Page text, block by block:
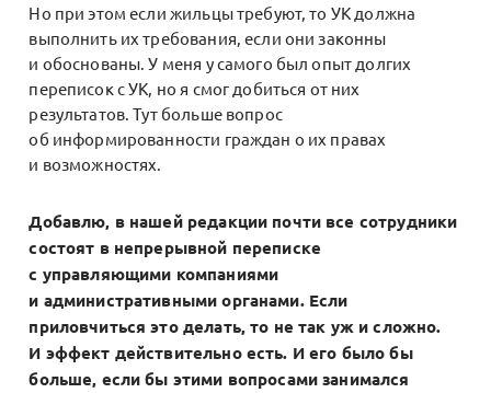
Но при этом если жильцы требуют, то УК должна
выполнить их требования, если они законны
и обоснованы. У меня у самого был опыт долгих
переписок с УК, но я смог добиться от них
результатов. Тут больше вопрос
об информированности граждан о их правах
и возможностях.
Добавлю, в нашей редакции почти все сотрудники
состоят в непрерывной переписке
с управляющими компаниями
и административными органами. Если
приловчиться это делать, то не так уж и сложно.
И эффект действительно есть. И его было бы
больше, если бы этими вопросами занимался